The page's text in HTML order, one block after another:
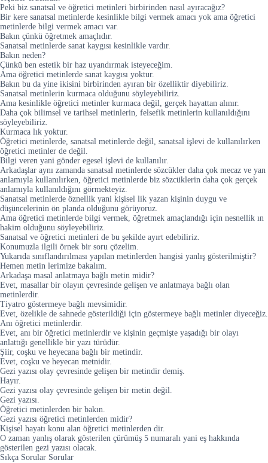
Peki biz sanatsal ve öğretici metinleri birbirinden nasıl ayıracağız?
Bir kere sanatsal metinlerde kesinlikle bilgi vermek amacı yok ama öğretici
metinlerde bilgi vermek amacı var.
Bakın çünkü öğretmek amaçlıdır.
Sanatsal metinlerde sanat kaygısı kesinlikle vardır.
Bakın neden?
Çünkü ben estetik bir haz uyandırmak isteyeceğim.
Ama öğretici metinlerde sanat kaygısı yoktur.
Bakın bu da yine ikisini birbirinden ayıran bir özelliktir diyebiliriz.
Sanatsal metinlerin kurmaca olduğunu söyleyebiliriz.
Ama kesinlikle öğretici metinler kurmaca değil, gerçek hayattan alınır.
Daha çok bilimsel ve tarihsel metinlerin, felsefik metinlerin kullanıldığını
söyleyebiliriz.
Kurmaca lık yoktur.
Öğretici metinlerde, sanatsal metinlerde değil, sanatsal işlevi de kullanılırken
öğretici metinler de değil.
Bilgi veren yani gönder egesel işlevi de kullanılır.
Arkadaşlar aynı zamanda sanatsal metinlerde sözcükler daha çok mecaz ve yan
anlamıyla kullanılırken, öğretici metinlerde biz sözcüklerin daha çok gerçek
anlamıyla kullanıldığını görmekteyiz.
Sanatsal metinlerde öznellik yani kişisel lik yazan kişinin duygu ve
düşüncelerinin ön planda olduğunu görüyoruz.
Ama öğretici metinlerde bilgi vermek, öğretmek amaçlandığı için nesnellik ın
hakim olduğunu söyleyebiliriz.
Sanatsal ve öğretici metinleri de bu şekilde ayırt edebiliriz.
Konumuzla ilgili örnek bir soru çözelim.
Yukarıda sınıflandırılması yapılan metinlerden hangisi yanlış gösterilmiştir?
Hemen metin lerimize bakalım.
Arkadaşa masal anlatmaya bağlı metin midir?
Evet, masallar bir olayın çevresinde gelişen ve anlatmaya bağlı olan
metinlerdir.
Tiyatro göstermeye bağlı mevsimidir.
Evet, özelikle de sahnede gösterildiği için göstermeye bağlı metinler diyeceğiz.
Anı öğretici metinlerdir.
Evet, anı bir öğretici metinlerdir ve kişinin geçmişte yaşadığı bir olayı
anlattığı genellikle bir yazı türüdür.
Şiir, coşku ve heyecana bağlı bir metindir.
Evet, coşku ve heyecan metnidir.
Gezi yazısı olay çevresinde gelişen bir metindir demiş.
Hayır.
Gezi yazısı olay çevresinde gelişen bir metin değil.
Gezi yazısı.
Öğretici metinlerden bir bakın.
Gezi yazısı öğretici metinlerden midir?
Kişisel hayatı konu alan öğretici metinlerden dir.
O zaman yanlış olarak gösterilen çürümüş 5 numaralı yani eş hakkında
gösterilen gezi yazısı olacak.
Sıkça Sorular Sorular